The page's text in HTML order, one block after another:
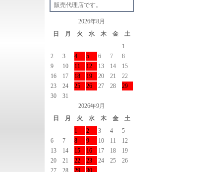
販売代理店です。
2026年8月
日
月 火 水 木 金
土
1
2
3 4 5 6 7
8
9
10 11 12 13 14
15
16
17 18 19 20 21
22
23
24 25 26 27 28
29
30
31
2026年9月
日
月 火 水 木 金
土
1
2 3 4
5
6
7 8 9 10 11
12
13
14 15 16 17 18
19
20
21 22 23 24 25
26
27
28 29
30